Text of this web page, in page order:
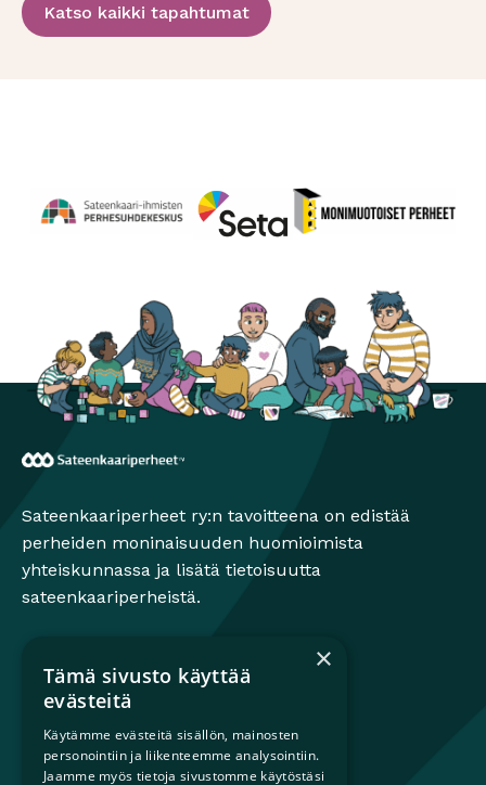
Katso kaikki tapahtumat
Sateenkaariperheet ry:n tavoitteena on edistää
perheiden moninaisuuden huomioimista
yhteiskunnassa ja lisätä tietoisuutta
sateenkaariperheistä.
Mikä on sateenkaariperhe?
Lapsiperheille
Ammattilaisille
×
Tämä sivusto käyttää
evästeitä
Käytämme evästeitä sisällön, mainosten
personointiin ja liikenteemme analysointiin.
Jaamme myös tietoja sivustomme käytöstäsi